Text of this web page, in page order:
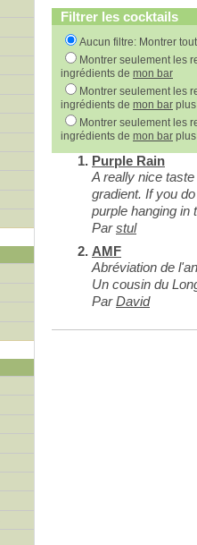
Filtrer les cocktails
Aucun filtre: Montrer
Montrer seulement les
ingrédients de mon bar
Montrer seulement les
ingrédients de mon bar
Montrer seulement les
ingrédients de mon bar
Purple Rain
A really nice
gradient. If you
purple hanging in
Parstul
AMF
Abréviation de
Un cousin du
ParDavid